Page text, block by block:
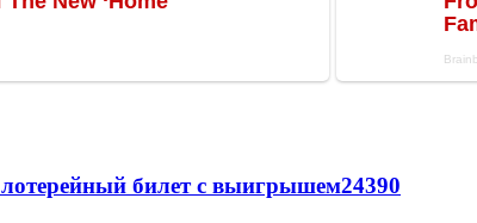
билет с выигрышем24390